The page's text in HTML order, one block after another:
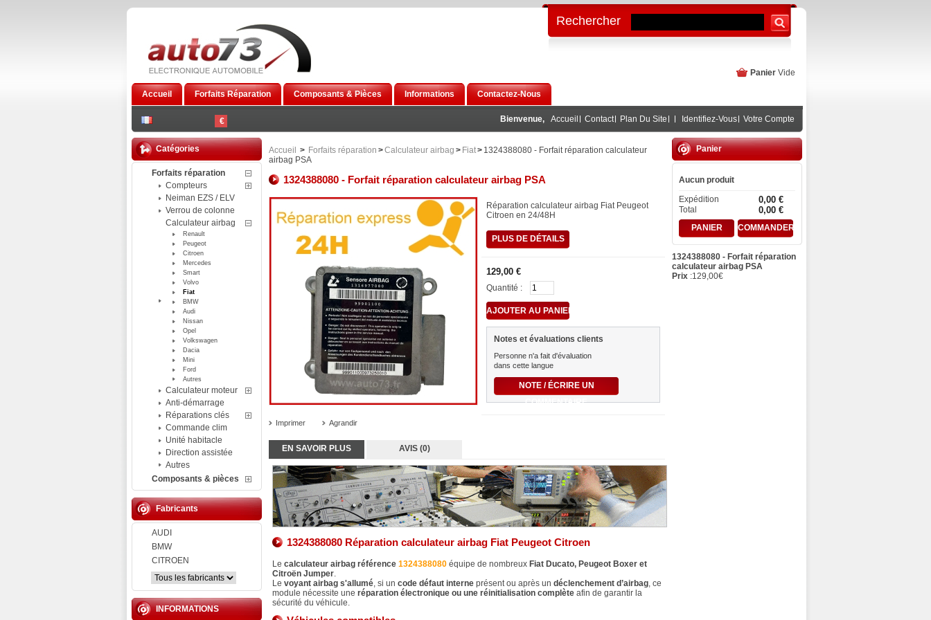
€
Accueil Forfaits Réparation Composants & Pièces Informations Contactez-Nous
Panier Vide
Bienvenue, Accueil Contact Plan Du Site Identifiez-Vous Votre Compte
Rechercher
Catégories
Forfaits réparation
Compteurs
Neiman EZS / ELV
Verrou de colonne
Calculateur airbag
Renault
Peugeot
Citroen
Mercedes
Smart
Volvo
Fiat
BMW
Audi
Nissan
Opel
Volkswagen
Dacia
Mini
Ford
Autres
Calculateur moteur
Anti-démarrage
Réparations clés
Commande clim
Unité habitacle
Direction assistée
Autres
Composants & pièces
Fabricants
AUDI
BMW
CITROEN
INFORMATIONS
Accueil > Forfaits réparation >Calculateur airbag > Fiat> 1324388080 - Forfait réparation calculateur
airbag PSA
1324388080 - Forfait réparation calculateur airbag PSA
Imprimer Agrandir
Réparation calculateur airbag Fiat Peugeot
Citroen en 24/48H
PLUS DE DÉTAILS
129,00 €
Quantité :
Notes et évaluations clients
Personne n'a fait d'évaluation
dans cette langue
NOTE / ÉCRIRE UN
COMMENTAIRE
EN SAVOIR PLUS AVIS (0)
1324388080 Réparation calculateur airbag Fiat Peugeot Citroen
Le calculateur airbag référence 1324388080 équipe de nombreux Fiat Ducato, Peugeot Boxer et
Citroën Jumper.
Le voyant airbag s'allumé, si un code défaut interne présent ou après un déclenchement d’airbag, ce
module nécessite une réparation électronique ou une réinitialisation complète afin de garantir la
sécurité du véhicule.
Panier
Aucun produit
Expédition
0,00 €
Total 0,00 €
PANIER COMMANDER
1324388080 - Forfait réparation
calculateur airbag PSA
Prix :129,00€